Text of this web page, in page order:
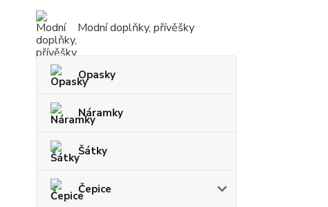
Modní doplňky, přívěšky
Opasky
Náramky
Šátky
Čepice